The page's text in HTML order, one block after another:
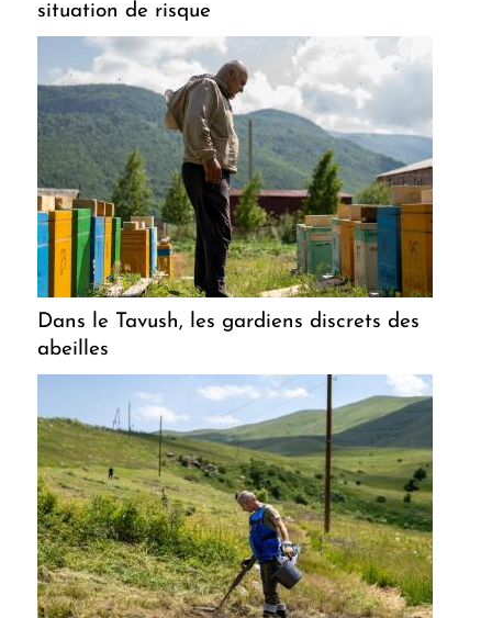
situation de risque
Dans le Tavush, les gardiens discrets des
abeilles